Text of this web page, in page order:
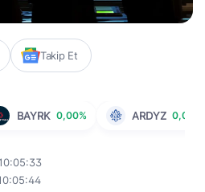
Takip Et
BAYRK 0,00% ARDYZ 0,00%